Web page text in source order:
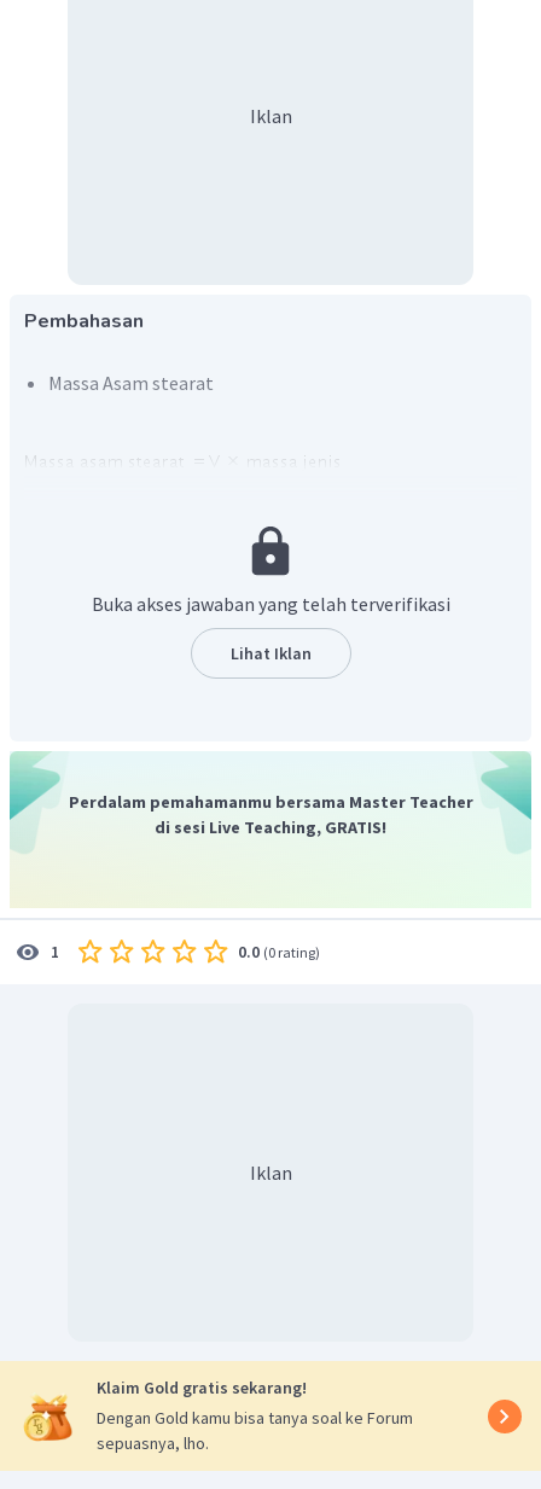
Iklan
Pembahasan
Massa Asam stearat
Mol Sabun (Na- stearat)
Mr sabun
Buka akses jawaban yang telah terverifikasi
Lihat Iklan
Perdalam pemahamanmu bersama Master Teacher
di sesi Live Teaching, GRATIS!
1 0.0 (0 rating)
Iklan
Klaim Gold gratis sekarang!
Dengan Gold kamu bisa tanya soal ke Forum
sepuasnya, lho.